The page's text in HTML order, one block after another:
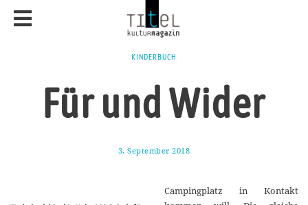
KINDERBUCH
Für und Wider
3. September 2018
e
Campingplatz in Kontakt